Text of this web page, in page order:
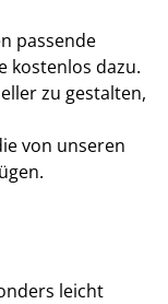
passende
kostenlos dazu.
zu gestalten,
von unseren
leicht